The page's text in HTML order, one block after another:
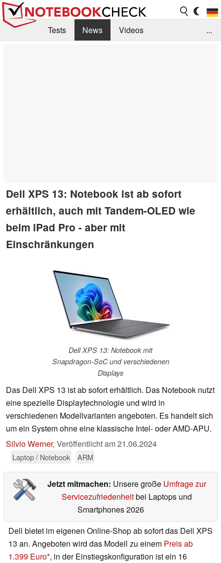
Tests News
Videos
...
Dell XPS 13: Notebook ist ab sofort
erhältlich, auch mit Tandem-OLED wie
beim iPad Pro - aber mit
Einschränkungen
Dell XPS 13: Notebook mit
Snapdragon-SoC und verschiedenen
Displays
Das Dell XPS 13 ist ab sofort erhältlich. Das Notebook nutzt
eine spezielle Displaytechnologie und wird in
verschiedenen Modellvarianten angeboten. Es handelt sich
um ein System ohne eine klassische Intel- oder AMD-APU.
Silvio Werner, Veröffentlicht am21.06.2024
Laptop / Notebook ARM
Jetzt mitmachen: Unsere große Umfrage zur
Servicezufriedenheitbei Laptops und
Smartphones 2026
Dell bietet im eigenen Online-Shop ab sofort das Dell XPS
13 an. Angeboten wird das Modell zu einem Preis ab
1.399 Euro , in der Einstiegskonfiguration ist ein 16